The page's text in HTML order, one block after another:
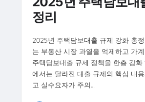
정리
2025년 주택담보대출 규제 강화 총
는 부동산 시장 과열을 억제하고 가
주택담보대출 규제 정책을 한층 강
에서는 달라진 대출 규제의 핵심 내
고 실수요자가 주의…